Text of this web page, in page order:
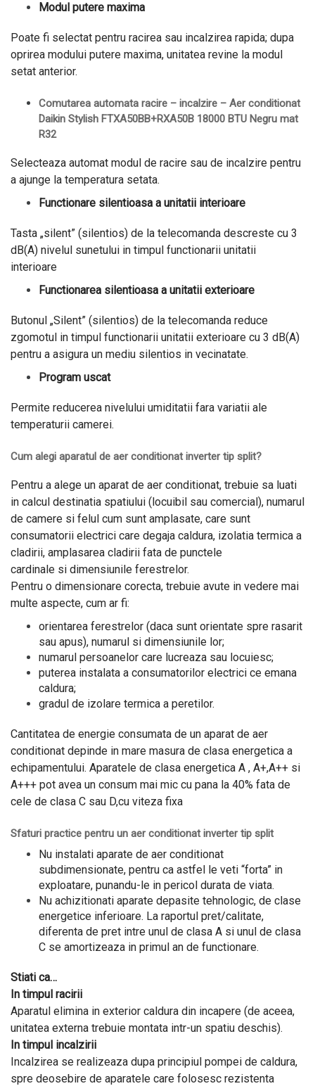
Modul putere maxima
Poate fi selectat pentru racirea sau incalzirea rapida; dupa
oprirea modului putere maxima, unitatea revine la modul
setat anterior.
Comutarea automata racire – incalzire – Aer conditionat
Daikin Stylish FTXA50BB+RXA50B 18000 BTU Negru mat
R32
Selecteaza automat modul de racire sau de incalzire pentru
a ajunge la temperatura setata.
Functionare silentioasa a unitatii interioare
Tasta „silent” (silentios) de la telecomanda descreste cu 3
dB(A) nivelul sunetului in timpul functionarii unitatii
interioare
Functionarea silentioasa a unitatii exterioare
Butonul „Silent” (silentios) de la telecomanda reduce
zgomotul in timpul functionarii unitatii exterioare cu 3 dB(A)
pentru a asigura un mediu silentios in vecinatate.
Program uscat
Permite reducerea nivelului umiditatii fara variatii ale
temperaturii camerei.
Cum alegi aparatul de aer conditionat inverter tip split?
Pentru a alege un aparat de aer conditionat, trebuie sa luati
in calcul destinatia spatiului (locuibil sau comercial), numarul
de camere si felul cum sunt amplasate, care sunt
consumatorii electrici care degaja caldura, izolatia termica a
cladirii, amplasarea cladirii fata de punctele
cardinale si dimensiunile ferestrelor.
Pentru o dimensionare corecta, trebuie avute in vedere mai
multe aspecte, cum ar fi:
orientarea ferestrelor (daca sunt orientate spre rasarit
sau apus), numarul si dimensiunile lor;
numarul persoanelor care lucreaza sau locuiesc;
puterea instalata a consumatorilor electrici ce emana
caldura;
gradul de izolare termica a peretilor.
Cantitatea de energie consumata de un aparat de aer
conditionat depinde in mare masura de clasa energetica a
echipamentului. Aparatele de clasa energetica A , A+,A++ si
A+++ pot avea un consum mai mic cu pana la 40% fata de
cele de clasa C sau D,cu viteza fixa
Sfaturi practice pentru un aer conditionat inverter tip split
Nu instalati aparate de aer conditionat
subdimensionate, pentru ca astfel le veti “forta” in
exploatare, punandu-le in pericol durata de viata.
Nu achizitionati aparate depasite tehnologic, de clase
energetice inferioare. La raportul pret/calitate,
diferenta de pret intre unul de clasa A si unul de clasa
C se amortizeaza in primul an de functionare.
Stiati ca…
In timpul racirii
Aparatul elimina in exterior caldura din incapere (de aceea,
unitatea externa trebuie montata intr-un spatiu deschis).
In timpul incalzirii
Incalzirea se realizeaza dupa principiul pompei de caldura,
spre deosebire de aparatele care folosesc rezistenta